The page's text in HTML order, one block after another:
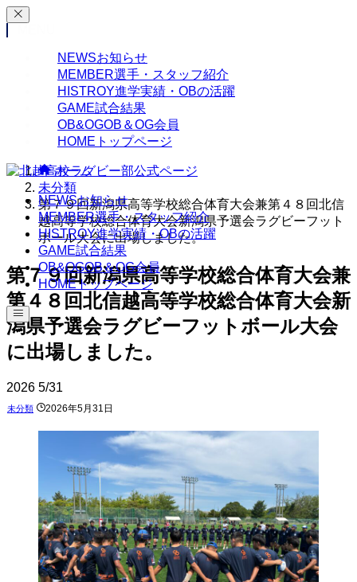
NEWSお知らせ
MEMBER選手・スタッフ紹介
HISTROY進学実績・OBの活躍
GAME試合結果
OB&OGOB＆OG会員
HOME トップページ
NEWSお知らせ
MEMBER選手・スタッフ紹介
HISTROY進学実績・OBの活躍
GAME試合結果
OB&OGOB＆OG会員
HOMEトップページ
ホーム
未分類
第７９回新潟県高等学校総合体育大会兼第４８回北信
越高等学校総合体育大会新潟県予選会ラグビーフット
ボール大会に出場しました。
第７９回新潟県高等学校総合体育大会兼
第４８回北信越高等学校総合体育大会新
潟県予選会ラグビーフットボール大会
に出場しました。
2026 5/31
未分類 2026年5月31日